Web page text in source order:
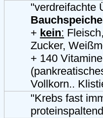
"verdreifachte
+ kein:
Zucker,
+ 140
Vollkorn..
"Krebs fast